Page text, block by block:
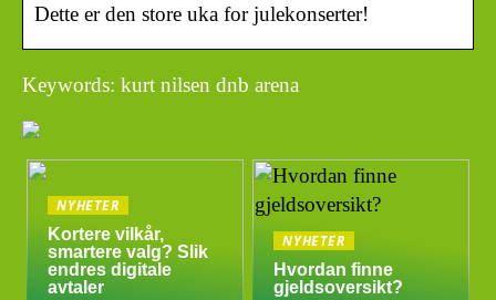
Dette er den store uka for julekonserter!
Keywords: kurt nilsen dnb arena
NYHETER
Kortere vilkår,
smartere valg? Slik
endres digitale
avtaler
NYHETER
Hvordan finne
gjeldsoversikt?